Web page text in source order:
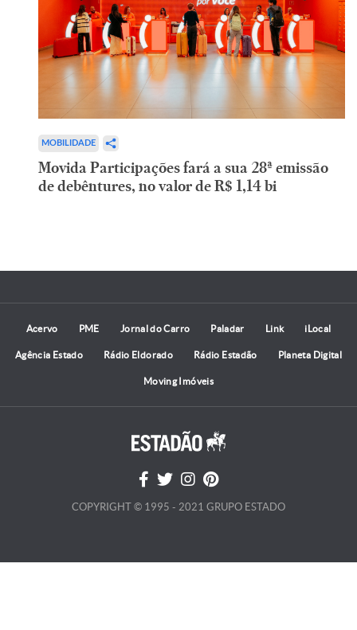
MOBILIDADE
Movida Participações fará a sua 28ª emissão
de debêntures, no valor de R$ 1,14 bi
Acervo PME Jornal do Carro Paladar Link iLocal
Agência Estado Rádio Eldorado Rádio Estadão Planeta Digital
Moving Imóveis
COPYRIGHT © 1995 - 2021 GRUPO ESTADO